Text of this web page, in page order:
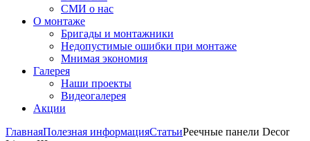
СМИ о нас
О монтаже
Бригады и монтажники
Недопустимые ошибки при монтаже
Мнимая экономия
Галерея
Наши проекты
Видеогалерея
Акции
ГлавнаяПолезная информацияСтатьиРеечные панели Decor